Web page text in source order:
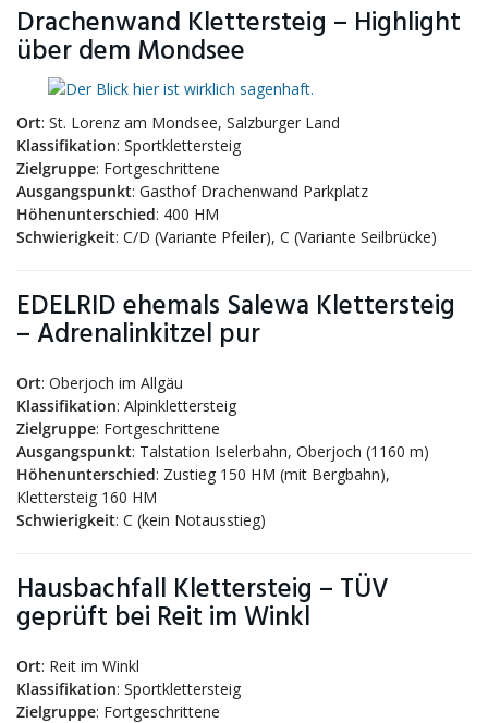
Drachenwand Klettersteig – Highlight
über dem Mondsee
Ort: St. Lorenz am Mondsee, Salzburger Land
Klassifikation: Sportklettersteig
Zielgruppe: Fortgeschrittene
Ausgangspunkt: Gasthof Drachenwand Parkplatz
Höhenunterschied: 400 HM
Schwierigkeit: C/D (Variante Pfeiler), C (Variante Seilbrücke)
EDELRID ehemals Salewa Klettersteig
– Adrenalinkitzel pur
Ort: Oberjoch im Allgäu
Klassifikation: Alpinklettersteig
Zielgruppe: Fortgeschrittene
Ausgangspunkt: Talstation Iselerbahn, Oberjoch (1160 m)
Höhenunterschied: Zustieg 150 HM (mit Bergbahn),
Klettersteig 160 HM
Schwierigkeit: C (kein Notausstieg)
Hausbachfall Klettersteig – TÜV
geprüft bei Reit im Winkl
Ort: Reit im Winkl
Klassifikation: Sportklettersteig
Zielgruppe: Fortgeschrittene